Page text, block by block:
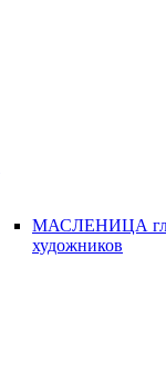
МАСЛЕНИЦА
художников